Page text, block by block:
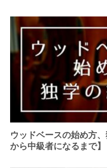
ウッドベースの始め方
から中級者になるまで】